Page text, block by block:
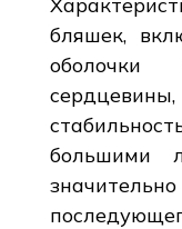
бляшек,
большими